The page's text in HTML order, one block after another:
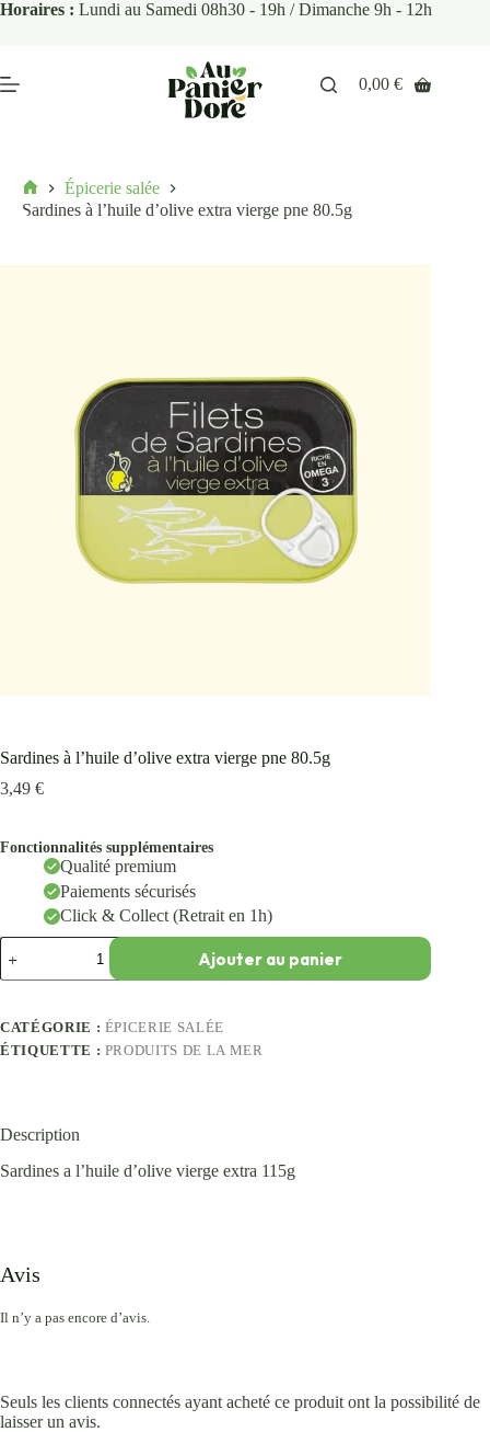
Horaires : Lundi au Samedi 08h30 - 19h / Dimanche 9h - 12h
0,00€
Épicerie salée
Sardines à l’huile d’olive extra vierge pne 80.5g
Sardines à l’huile d’olive extra vierge pne 80.5g
3,49 €
Fonctionnalités supplémentaires
Qualité premium
Paiements sécurisés
Click & Collect (Retrait en 1h)
Ajouter au panier
CATÉGORIE : ÉPICERIE SALÉE
ÉTIQUETTE : PRODUITS DE LA MER
Description
Sardines a l’huile d’olive vierge extra 115g
Avis
Il n’y a pas encore d’avis.
Seuls les clients connectés ayant acheté ce produit ont la possibilité de
laisser un avis.